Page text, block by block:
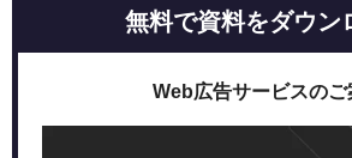
無料で資料をダウン
Web広告サービスのご